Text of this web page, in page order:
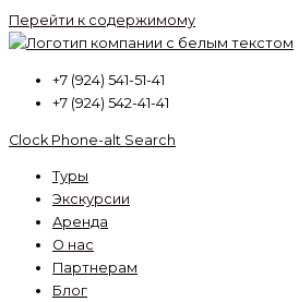
Перейти к содержимому
+7 (924) 541-51-41
+7 (924) 542-41-41
Clock Phone-alt Search
Туры
Экскурсии
Аренда
О нас
Партнерам
Блог